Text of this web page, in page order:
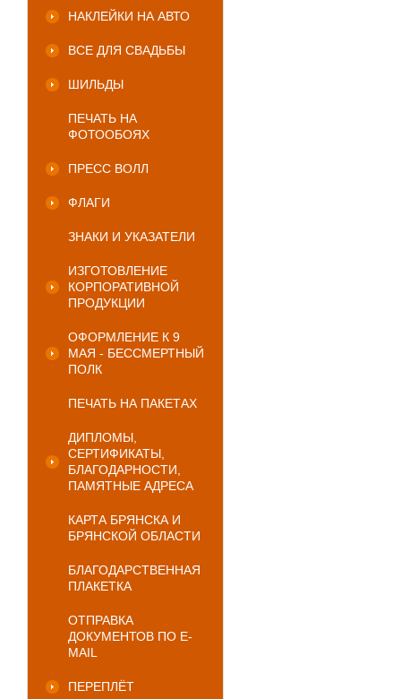
НАКЛЕЙКИ НА АВТО
ВСЕ ДЛЯ СВАДЬБЫ
ШИЛЬДЫ
ПЕЧАТЬ НА
ФОТООБОЯХ
ПРЕСС ВОЛЛ
ФЛАГИ
ЗНАКИ И УКАЗАТЕЛИ
ИЗГОТОВЛЕНИЕ
КОРПОРАТИВНОЙ
ПРОДУКЦИИ
ОФОРМЛЕНИЕ К 9
МАЯ - БЕССМЕРТНЫЙ
ПОЛК
ПЕЧАТЬ НА ПАКЕТАХ
ДИПЛОМЫ,
СЕРТИФИКАТЫ,
БЛАГОДАРНОСТИ,
ПАМЯТНЫЕ АДРЕСА
КАРТА БРЯНСКА И
БРЯНСКОЙ ОБЛАСТИ
БЛАГОДАРСТВЕННАЯ
ПЛАКЕТКА
ОТПРАВКА
ДОКУМЕНТОВ ПО E-
MAIL
ПЕРЕПЛЁТ